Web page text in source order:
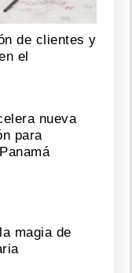
de clientes y
el
nueva
para
magia de